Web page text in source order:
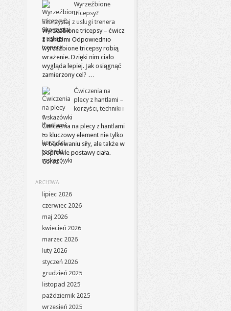
Wyrzeźbione
tricepsy?
Skorzystaj z usługi trenera
Wyrzeźbione tricepsy – ćwicz
z hantlami Odpowiednio
wyrzeźbione tricepsy robią
wrażenie. Dzięki nim ciało
wygląda lepiej. Jak osiągnąć
zamierzony cel? …
Ćwiczenia na
plecy z hantlami –
korzyści, techniki i
wskazówki
Ćwiczenia na plecy z hantlami
to kluczowy element nie tylko
w budowaniu siły, ale także w
poprawie postawy ciała.
Coraz …
ARCHIWA
lipiec 2026
czerwiec 2026
maj 2026
kwiecień 2026
marzec 2026
luty 2026
styczeń 2026
grudzień 2025
listopad 2025
październik 2025
wrzesień 2025